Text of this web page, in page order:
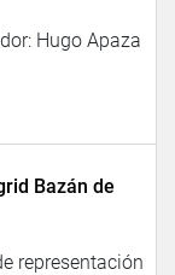
Hugo Apaza
Bazán de
representación